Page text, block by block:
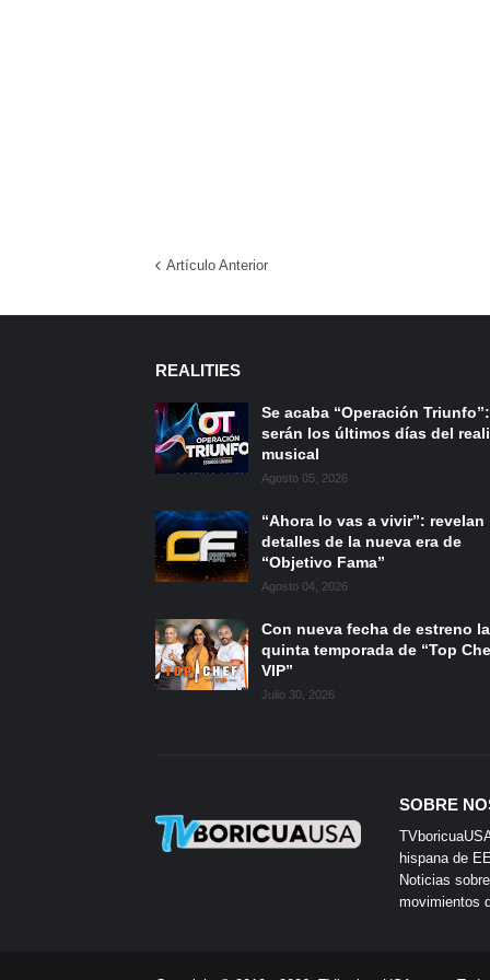
Artículo Anterior
REALITIES
Se acaba “Operación
serán los últimos días del
musical
Agosto 05, 2026
“Ahora lo vas a vivir”: revelan
detalles de la nueva era de
“Objetivo Fama”
Agosto 04, 2026
Con nueva fecha de estreno la
quinta temporada de “Top
VIP”
Julio 30, 2026
SOBRE
hispana de
Noticias
movimientos